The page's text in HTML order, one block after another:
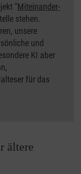
"Miteinander-
stehen.
unsere
und
KI aber
für das
ältere